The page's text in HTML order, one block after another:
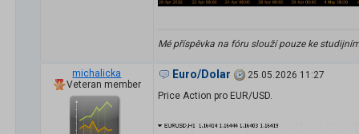
Mé příspěvka na fóru slouží pouze ke
michalicka
Veteran member
Euro/Dolar
25.05.2026 11:27
Price Action pro EUR/USD.